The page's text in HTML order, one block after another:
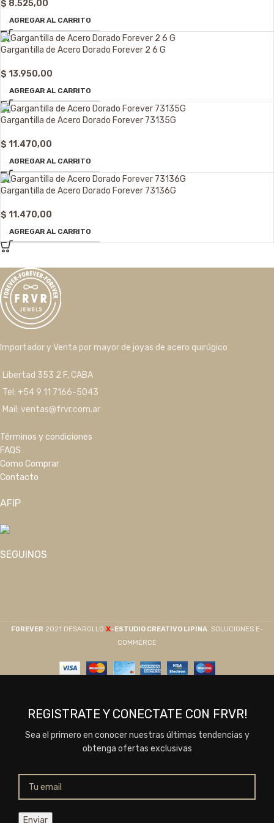
$ 8.525,00
AGREGAR AL CARRITO
Gargantilla de Acero Dorado Forever 2 6 G
$ 13.950,00
AGREGAR AL CARRITO
Gargantilla de Acero Dorado Forever 73135G
$ 11.470,00
AGREGAR AL CARRITO
Gargantilla de Acero Dorado Forever 73136G
$ 11.470,00
AGREGAR AL CARRITO
Importador y Venta por mayor de joyas de acero quirúgico
Libertad 353 2 F, CABA
Tel: +54 9 11 7166-5043
Mail: ventas@frvr.com.ar
Términos y condiciones
FAQS
Como Comprar
Contacto
AFIP
SEGUINOS
F0REVER 2021 DESAROLLO X-ESTUDIO CREATIVO LIPINA. SOLUCIONES E-
COMMERCE
REGISTRATE Y CONECTATE CON FRVR!
Sea el primero en conocer nuestras últimas tendencias y
obtenga ofertas exclusivas